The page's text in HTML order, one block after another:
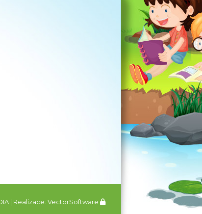
| Realizace: VectorSoftware